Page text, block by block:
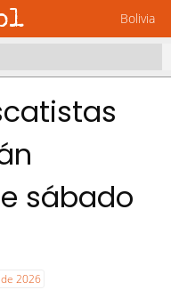
Bolivia
sábado
2026